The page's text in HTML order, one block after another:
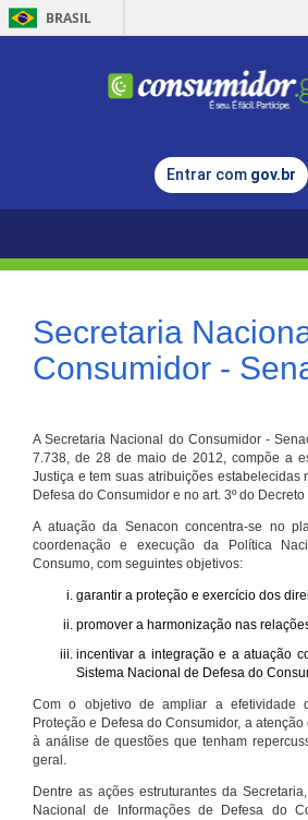
BRASIL
Entrar com gov.br
Secretaria
Consumidor -
A Secretaria Nacional do Consumidor -
7.738, de 28 de maio de 2012, compõe a
Justiça e tem suas atribuições estabelecidas
Defesa do Consumidor e no art. 3º do Decreto
A atuação da Senacon concentra-se no
coordenação e execução da Política
Consumo, com seguintes objetivos:
garantir a proteção e exercício dos
promover a harmonização nas
incentivar a integração e a atuação
Sistema Nacional de Defesa do
Com o objetivo de ampliar a efetividade
Proteção e Defesa do Consumidor, a
à análise de questões que tenham
geral.
Dentre as ações estruturantes da
Nacional de Informações de Defesa do